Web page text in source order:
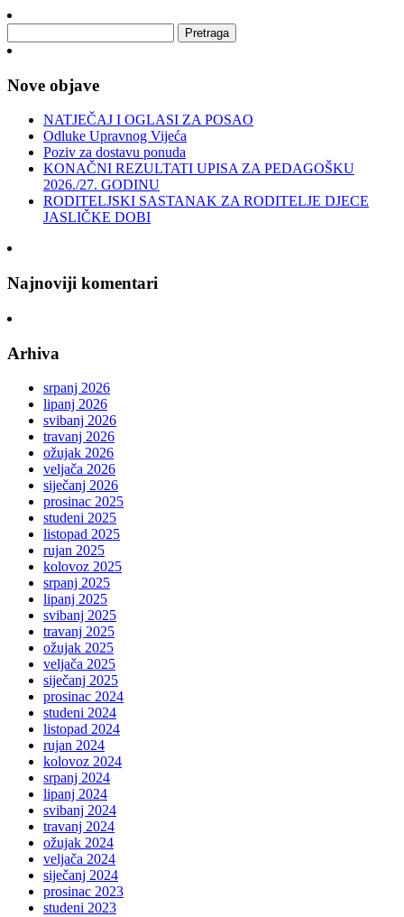
Nove objave
NATJEČAJ I OGLASI ZA POSAO
Odluke Upravnog Vijeća
Poziv za dostavu ponuda
KONAČNI REZULTATI UPISA ZA PEDAGOŠKU
2026./27. GODINU
RODITELJSKI SASTANAK ZA RODITELJE DJECE
JASLIČKE DOBI
Najnoviji komentari
Arhiva
srpanj 2026
lipanj 2026
svibanj 2026
travanj 2026
ožujak 2026
veljača 2026
siječanj 2026
prosinac 2025
studeni 2025
listopad 2025
rujan 2025
kolovoz 2025
srpanj 2025
lipanj 2025
svibanj 2025
travanj 2025
ožujak 2025
veljača 2025
siječanj 2025
prosinac 2024
studeni 2024
listopad 2024
rujan 2024
kolovoz 2024
srpanj 2024
lipanj 2024
svibanj 2024
travanj 2024
ožujak 2024
veljača 2024
siječanj 2024
prosinac 2023
studeni 2023